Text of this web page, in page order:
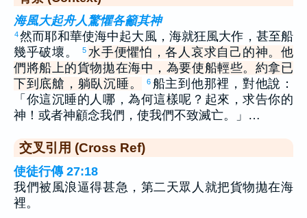
海風大起舟人驚懼各籲其神
4然而耶和華使海中起大風，海就狂風大作，甚至船
幾乎破壞。
5 水手便懼怕，各人哀求自己的神。他
們將船上的貨物拋在海中，為要使船輕些。約拿已
下到底艙，躺臥沉睡。
6 船主到他那裡，對他說：
「你這沉睡的人哪，為何這樣呢？起來，求告你的
神！或者神顧念我們，使我們不致滅亡。」…
交叉引用 (Cross Ref)
使徒行傳 27:18
我們被風浪逼得甚急，第二天眾人就把貨物拋在海
裡。